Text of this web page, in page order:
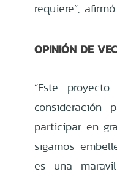
requiere”,
OPINIÓN DE
“Este
consideración
participar en
sigamos
es una